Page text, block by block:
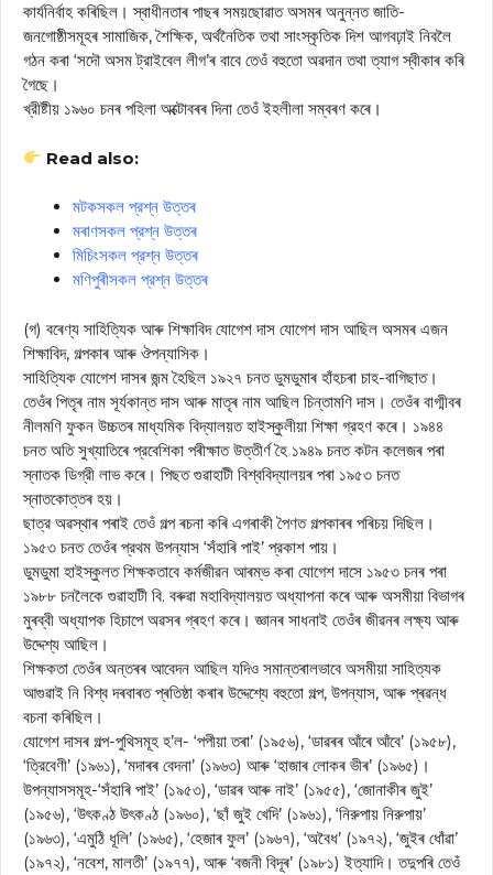
কার্যনির্বাহ কৰিছিল। স্বাধীনতাৰ পাছৰ সময়ছোৱাত অসমৰ অনুন্নত জাতি-
জনগোষ্ঠীসমূহৰ সামাজিক, শৈক্ষিক, অর্থনৈতিক তথা সাংস্কৃতিক দিশ আগবঢ়াই নিবলৈ
গঠন কৰা ‘সদৌ অসম ট্রাইবেল লীগ’ৰ বাবে তেওঁ বহুতো অৱদান তথা ত্যাগ স্বীকাৰ কৰি
গৈছে।
খ্রীষ্টীয় ১৯৬০ চনৰ পহিলা অক্টোবৰৰ দিনা তেওঁ ইহলীলা সম্বৰণ কৰে।
Read also:
মটকসকল প্রশ্ন উত্তৰ
মৰাণসকল প্রশ্ন উত্তৰ
মিচিংসকল প্রশ্ন উত্তৰ
মণিপুৰীসকল প্রশ্ন উত্তৰ
(গ) বৰেণ্য সাহিত্যিক আৰু শিক্ষাবিদ যোগেশ দাস যোগেশ দাস আছিল অসমৰ এজন
শিক্ষাবিদ, গল্পকাৰ আৰু ঔপন্যাসিক।
সাহিত্যিক যোগেশ দাসৰ জন্ম হৈছিল ১৯২৭ চনত ডুমডুমাৰ হাঁহচৰা চাহ-বাগিছাত।
তেওঁৰ পিতৃৰ নাম সূর্যকান্ত দাস আৰু মাতৃৰ নাম আছিল চিন্তামণি দাস। তেওঁৰ বাগ্মীবৰ
নীলমণি ফুকন উচ্চতৰ মাধ্যমিক বিদ্যালয়ত হাইস্কুলীয়া শিক্ষা গ্রহণ কৰে। ১৯৪৪
চনত অতি সুখ্যাতিৰে প্রবেশিকা পৰীক্ষাত উত্তীর্ণ হৈ ১৯৪৯ চনত কটন কলেজৰ পৰা
স্নাতক ডিগ্রী লাভ কৰে। পিছত গুৱাহাটী বিশ্ববিদ্যালয়ৰ পৰা ১৯৫৩ চনত
স্নাতকোত্তৰ হয়।
ছাত্র অৱস্থাৰ পৰাই তেওঁ গল্প ৰচনা কৰি এগৰাকী পৈণত গল্পকাৰৰ পৰিচয় দিছিল।
১৯৫৩ চনত তেওঁৰ প্রথম উপন্যাস ‘সঁহাৰি পাই’ প্রকাশ পায়।
ডুমডুমা হাইস্কুলত শিক্ষকতাবে কর্মজীৱন আৰম্ভ কৰা যোগেশ দাসে ১৯৫৩ চনৰ পৰা
১৯৮৮ চনলৈকে গুৱাহাটী বি. বৰুৱা মহাবিদ্যালয়ত অধ্যাপনা কৰে আৰু অসমীয়া বিভাগৰ
মুৰব্বী অধ্যাপক হিচাপে অৱসৰ গ্ৰহণ কৰে। জ্ঞানৰ সাধনাই তেওঁৰ জীৱনৰ লক্ষ্য আৰু
উদ্দেশ্য আছিল।
শিক্ষকতা তেওঁৰ অন্তৰৰ আবেদন আছিল যদিও সমান্তৰালভাবে অসমীয়া সাহিত্যক
আগুৱাই নি বিশ্ব দৰবাৰত প্ৰতিষ্ঠা কৰাৰ উদ্দেশ্যে বহুতো গল্প, উপন্যাস, আৰু প্ৰৱন্ধ
বচনা কৰিছিল।
যোগেশ দাসৰ গল্প-পুথিসমূহ হ’ল- ‘পপীয়া তৰা’ (১৯৫৬), ‘ডাৱৰৰ আঁৰে আঁবে’ (১৯৫৮),
‘ত্রিবেণী’ (১৯৬১), ‘মদাৰৰ বেদনা’ (১৯৬৩) আৰু ‘হাজাৰ লোকৰ ভীৰ’ (১৯৬৫)।
উপন্যাসসমূহ-‘সঁহাৰি পাই’ (১৯৫৩), ‘ডাৱৰ আৰু নাই’ (১৯৫৫), ‘জোনাকীৰ জুই’
(১৯৫৬), ‘উৎকণ্ঠ উৎকণ্ঠ (১৯৬০), ‘ছাঁ জুই খেদি’ (১৯৬১), ‘নিরুপায় নিরুপায়’
(১৯৬৩), ‘এমুঠি ধূলি’ (১৯৬৫), ‘হেজাৰ ফুল’ (১৯৬৭), ‘অবৈধ’ (১৯৭২), ‘জুইৰ ধোঁৱা’
(১৯৭২), ‘নবেশ, মালতী’ (১৯৭৭), আৰু ‘বজনী বিদূৰ’ (১৯৮১) ইত্যাদি। তদুপৰি তেওঁ